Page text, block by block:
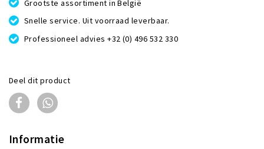
Grootste assortiment in België
Snelle service. Uit voorraad leverbaar.
Professioneel advies +32 (0) 496 532 330
Deel dit product
Informatie